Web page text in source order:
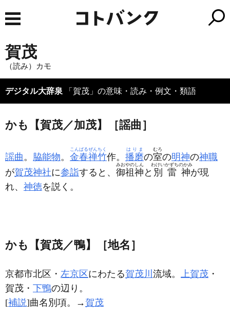
賀茂
（読み）カモ
デジタル大辞泉 「賀茂」の意味・読み・例文・類語
かも【賀茂／加茂】［謡曲］
謡曲。 脇能物。 金春禅竹
こんぱるぜんちく
作。 播磨
はりま
の室
むろ
の明神の神職
が賀茂神社に参詣すると、 御祖神
みおやのしん
と 別雷神
わけいかずちのかみ
が現
れ、 神徳を説く。
かも【賀茂／鴨】［地名］
京都市北区・ 左京区 にわたる賀茂川 流域。 上賀茂 ・
賀茂・ 下鴨の辺り。
[補説]曲名別項。→ 賀茂